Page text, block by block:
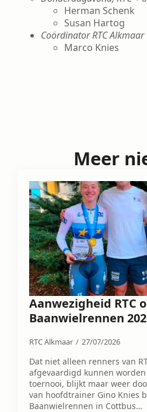
Herman Schenk
Susan Hartog
Coördinator RTC Alkmaar
Marco Knies
Meer
Aanwezigheid RTC
Baanwielrennen
RTC Alkmaar 27/07/2026
Dat niet alleen renners van
afgevaardigd kunnen
toernooi, blijkt maar weer
van hoofdtrainer Gino Knies
Baanwielrennen in Cottbus…